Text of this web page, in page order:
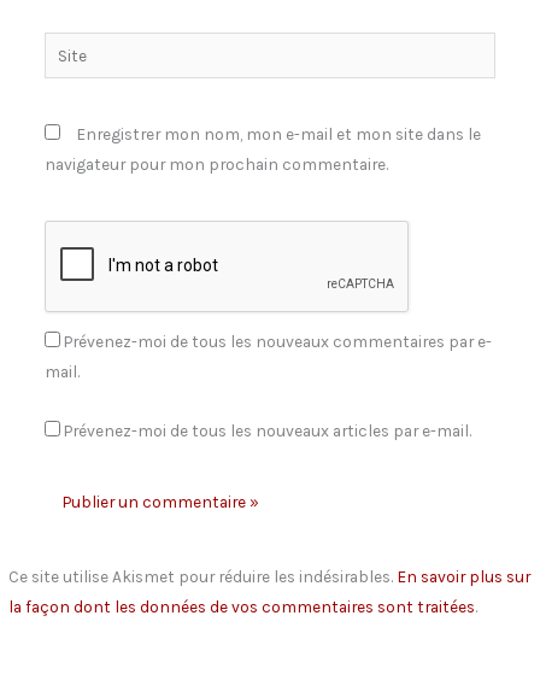
Site
Enregistrer mon nom, mon e-mail et mon site dans le
navigateur pour mon prochain commentaire.
Prévenez-moi de tous les nouveaux commentaires par e-
mail.
Prévenez-moi de tous les nouveaux articles par e-mail.
Ce site utilise Akismet pour réduire les indésirables. En savoir plus sur
la façon dont les données de vos commentaires sont traitées.